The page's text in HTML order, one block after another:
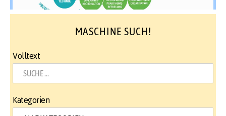
MASCHINE SUCH!
Volltext
Kategorien